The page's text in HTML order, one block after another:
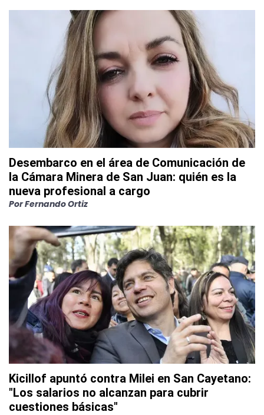
Desembarco en el área de Comunicación de
la Cámara Minera de San Juan: quién es la
nueva profesional a cargo
PorFernando Ortiz
Kicillof apuntó contra Milei en San Cayetano:
"Los salarios no alcanzan para cubrir
cuestiones básicas"